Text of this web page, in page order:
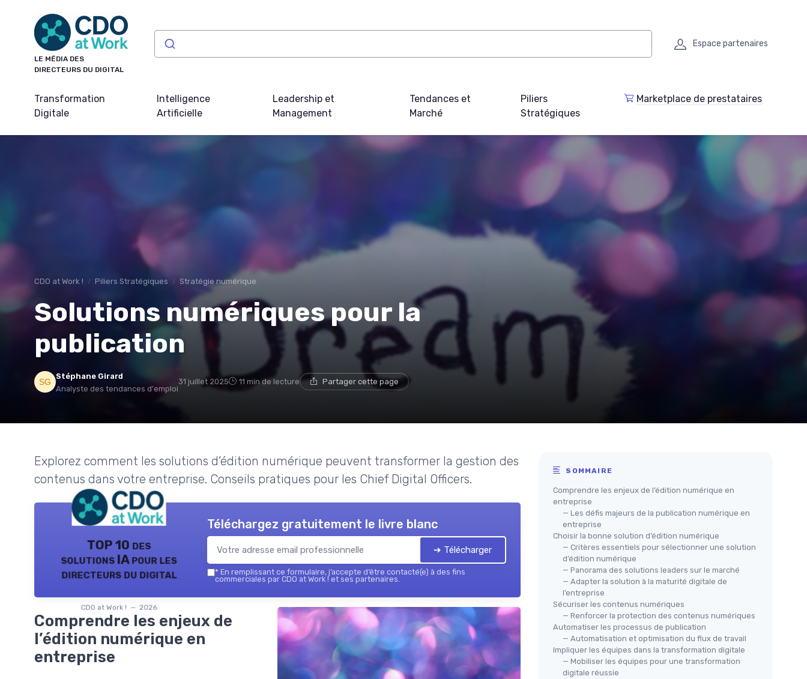
LE MÉDIA DES
DIRECTEURS DU DIGITAL
Espace partenaires
Transformation
Digitale
Intelligence
Artificielle
Leadership et
Management
Tendances et
Marché
Piliers
Stratégiques
Marketplace de prestataires
CDO at Work ! Piliers Stratégiques Stratégie numérique
Solutions numériques pour la
publication
Stéphane Girard
Analyste des tendances d'emploi
31 juillet 2025 11 min de lecture Partager cette page
Explorez comment les solutions d’édition numérique peuvent transformer la gestion des
contenus dans votre entreprise. Conseils pratiques pour les Chief Digital Officers.
TOP 10 des
solutions IA pour les
directeurs du digital
CDO at Work ! — 2026
Téléchargez gratuitement le livre blanc
➔ Télécharger
* En remplissant ce formulaire, j’accepte d’être contacté(e) à des fins
commerciales par CDO at Work ! et ses partenaires.
Comprendre les enjeux de
l’édition numérique en
entreprise
SOMMAIRE
Comprendre les enjeux de l’édition numérique en
entreprise
— Les défis majeurs de la publication numérique en
entreprise
Choisir la bonne solution d’édition numérique
— Critères essentiels pour sélectionner une solution
d’édition numérique
— Panorama des solutions leaders sur le marché
— Adapter la solution à la maturité digitale de
l’entreprise
Sécuriser les contenus numériques
— Renforcer la protection des contenus numériques
Automatiser les processus de publication
— Automatisation et optimisation du flux de travail
Impliquer les équipes dans la transformation digitale
— Mobiliser les équipes pour une transformation
digitale réussie